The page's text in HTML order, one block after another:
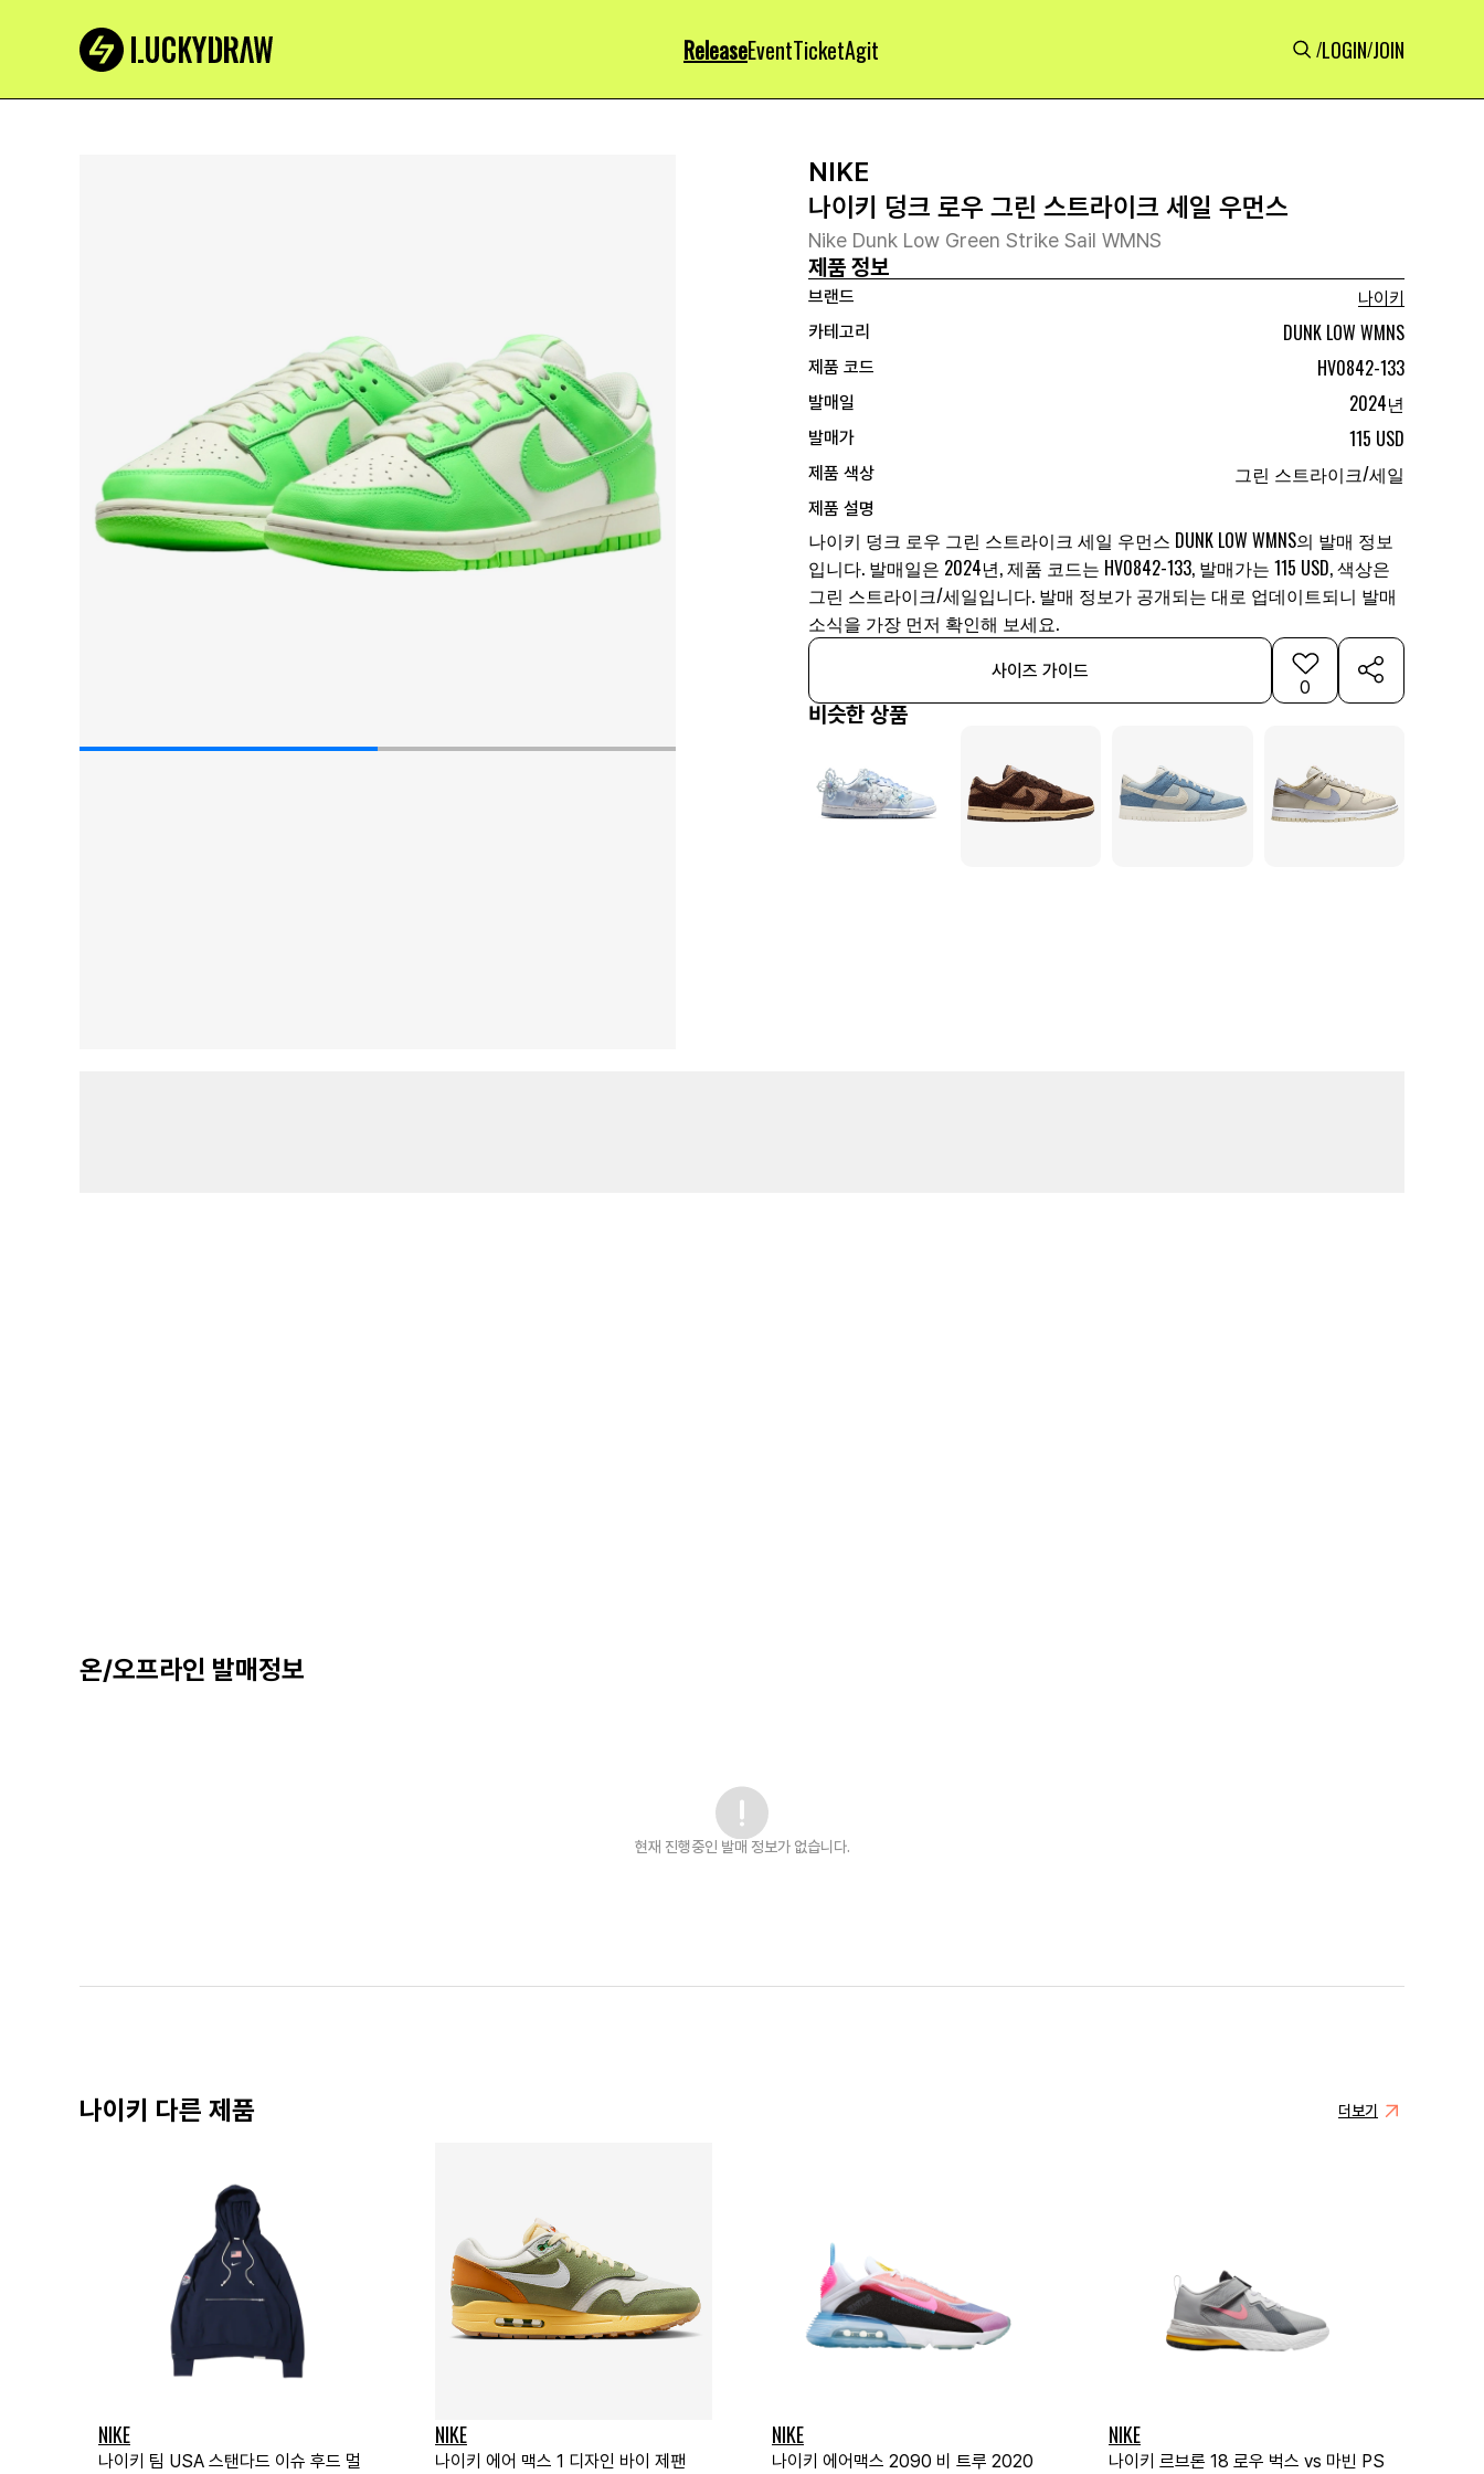
ReleaseEventTicketAgit /LOGIN/JOIN
NIKE
나이키 덩크 로우 그린 스트라이크 세일 우먼스
Nike Dunk Low Green Strike Sail WMNS
제품 정보
브랜드
나이키
카테고리
DUNK LOW WMNS
제품 코드 HV0842-133
발매일 2024년
발매가 115 USD
제품 색상 그린 스트라이크/세일
제품 설명
나이키 덩크 로우 그린 스트라이크 세일 우먼스 DUNK LOW WMNS의 발매 정보
입니다. 발매일은 2024년, 제품 코드는 HV0842-133, 발매가는 115 USD, 색상은
그린 스트라이크/세일입니다. 발매 정보가 공개되는 대로 업데이트되니 발매
소식을 가장 먼저 확인해 보세요.
사이즈 가이드
0
비슷한 상품
온/오프라인 발매정보
현재 진행중인 발매 정보가 없습니다.
나이키 다른 제품 더보기
NIKE
나이키 팀 USA 스탠다드 이슈 후드 멀
NIKE
나이키 에어 맥스 1 디자인 바이 제팬
NIKE
나이키 에어맥스 2090 비 트루 2020
NIKE
나이키 르브론 18 로우 벅스 vs 마빈 PS